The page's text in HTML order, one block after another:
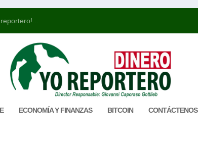
ECONOMÍA Y FINANZAS BITCOIN CONTÁCTENOS